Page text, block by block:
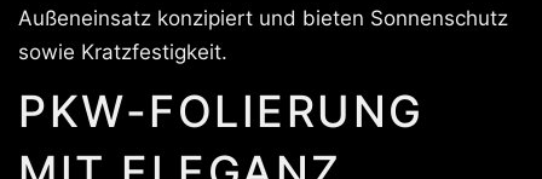
Außeneinsatz konzipiert und bieten Sonnenschutz
sowie Kratzfestigkeit.
PKW-FOLIERUNG